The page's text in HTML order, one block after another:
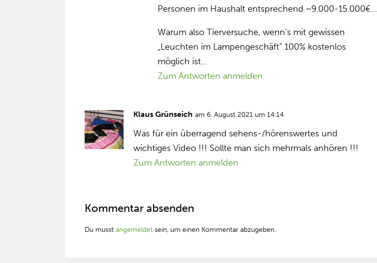
Personen im Haushalt entsprechend ~9.000-15.000€…
Warum also Tierversuche, wenn’s mit gewissen
„Leuchten im Lampengeschäft” 100% kostenlos
möglich ist…
Zum Antworten anmelden
Klaus Grünseich am 6. August 2021 um 14:14
Was für ein überragend sehens-/hörenswertes und
wichtiges Video !!! Sollte man sich mehrmals anhören !!!
Zum Antworten anmelden
Kommentar absenden
Du musstangemeldet sein, um einen Kommentar abzugeben.